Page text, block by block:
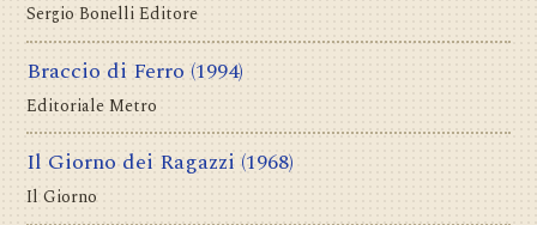
Sergio Bonelli Editore
Braccio di Ferro (1994)
Editoriale Metro
Il Giorno dei Ragazzi (1968)
Il Giorno